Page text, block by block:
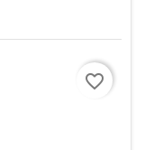
favorite_border